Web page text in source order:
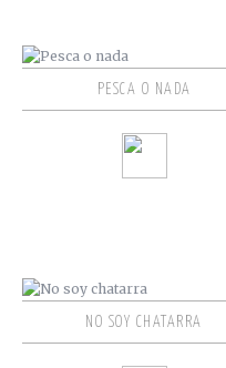
PESCA O NADA
NO SOY CHATARRA